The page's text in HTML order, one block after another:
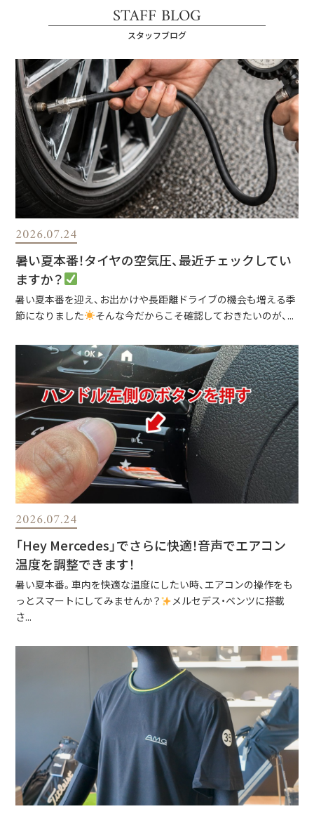
STAFF BLOG
スタッフブログ
2026.07.24
暑い夏本番！タイヤの空気圧、最近チェックしてい
ますか？
暑い夏本番を迎え、お出かけや長距離ドライブの機会も増える季
節になりました
そんな今だからこそ確認しておきたいのが、...
2026.07.24
「Hey Mercedes」でさらに快適！音声でエアコン
温度を調整できます！
暑い夏本番。車内を快適な温度にしたい時、エアコンの操作をも
っとスマートにしてみませんか？
メルセデス・ベンツに搭載
さ...